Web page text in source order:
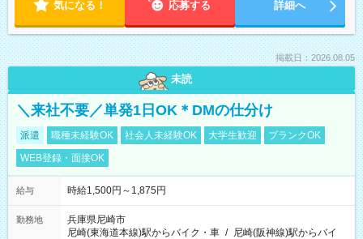
気になる！ 応募する 詳細へ
掲載日：2026.08.05
未読
＼来社不要／単発1日OK＊DMの仕分け
派遣 職種未経験OK 社会人未経験OK 大学生歓迎
ブランクOK
WEB登録・面接OK
給与 時給1,500円～1,875円
勤務地
兵庫県尼崎市
尼崎(東海道本線)駅からバイク・車 / 尼崎(阪神線)駅からバイ